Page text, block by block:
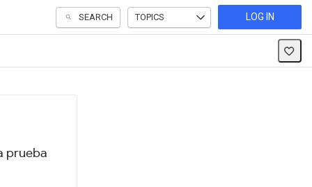
SEARCH TOPICS LOG IN
prueba